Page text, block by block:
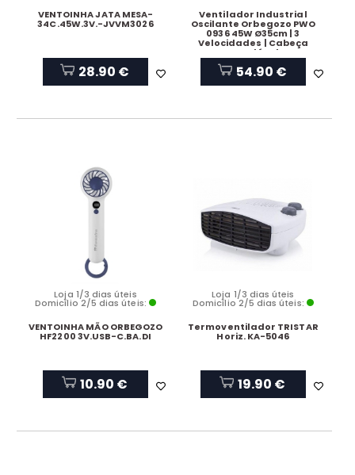
VENTOINHA JATA MESA-
34C.45W.3V.-JVVM3026
28.90 €
Ventilador Industrial
Oscilante Orbegozo PWO
0936 45W Ø35cm | 3
Velocidades | Cabeça
Regulável
54.90 €
Loja 1/3 dias úteis
Domicílio 2/5 dias úteis:
VENTOINHA MÃO ORBEGOZO
HF2200 3V.USB-C.BA.DI
10.90 €
Loja 1/3 dias úteis
Domicílio 2/5 dias úteis:
Termoventilador TRISTAR
Horiz. KA-5046
19.90 €